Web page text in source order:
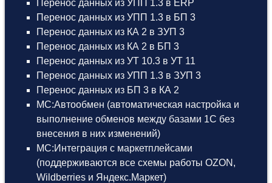
Перенос данных из УПП 1.3 в ERP
Перенос данных из УПП 1.3 в БП 3
Перенос данных из КА 2 в ЗУП 3
Перенос данных из КА 2 в БП 3
Перенос данных из УТ 10.3 в УТ 11
Перенос данных из УПП 1.3 в ЗУП 3
Перенос данных из БП 3 в КА 2
МС:Автообмен (автоматическая настройка и
выполнение обменов между базами 1С без
внесения в них изменений)
МС:Интеграция с маркетплейсами
(поддерживаются все схемы работы OZON,
Wildberries и Яндекс.Маркет)